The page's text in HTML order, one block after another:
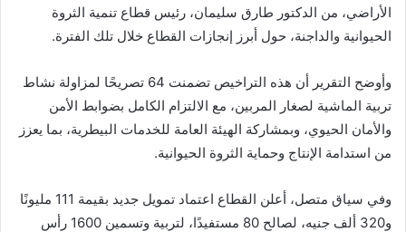
الأراضي، من الدكتور طارق سليمان، رئيس قطاع تنمية الثروة
الحيوانية والداجنة، حول أبرز إنجازات القطاع خلال تلك الفترة.
وأوضح التقرير أن هذه التراخيص تضمنت 64 تصريحًا لمزاولة نشاط
تربية الماشية لصغار المربين، مع الالتزام الكامل بضوابط الأمن
والأمان الحيوي، وبمشاركة الهيئة العامة للخدمات البيطرية، بما يعزز
من استدامة الإنتاج وحماية الثروة الحيوانية.
وفي سياق متصل، أعلن القطاع اعتماد تمويل جديد بقيمة 111 مليونًا
و320 ألف جنيه، لصالح 80 مستفيدًا، لتربية وتسمين 1600 رأس